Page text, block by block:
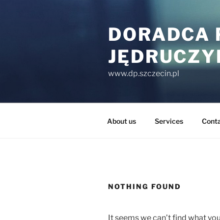
DORADCA
www.dp.szczecin.pl
About us Services
NOTHING FOUND
It seems we can’t find what